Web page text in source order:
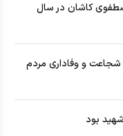
کاشان در سال
شجاعت و وفاداری مردم
بود